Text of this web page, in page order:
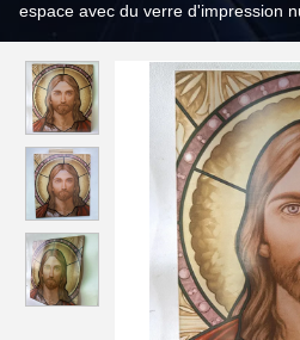
espace avec du verre d'impression